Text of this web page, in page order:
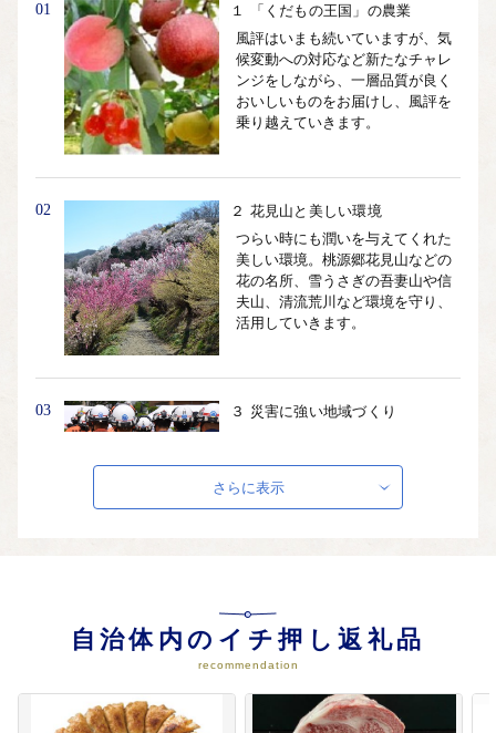
01
１ 「くだもの王国」の農業
風評はいまも続いていますが、気
候変動への対応など新たなチャレ
ンジをしながら、一層品質が良く
おいしいものをお届けし、風評を
乗り越えていきます。
02
２ 花見山と美しい環境
つらい時にも潤いを与えてくれた
美しい環境。桃源郷花見山などの
花の名所、雪うさぎの吾妻山や信
夫山、清流荒川など環境を守り、
活用していきます。
03
３ 災害に強い地域づくり
に強い地域づくりを進めます。福
島モデルとなり、感謝をもって他
４ 音楽・文化があふれるまちづく
り
偉大な音楽家、古関裕而氏。その
け込む地域づくりや音楽・文化の
振興に取り組みます。
さらに表示
自治体内のイチ押し返礼品
recommendation